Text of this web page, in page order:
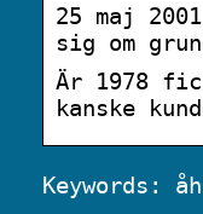
25 maj
sig om
Är 1978
kanske
Keywords: